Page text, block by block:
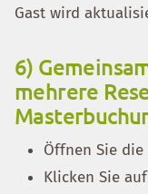
Gast wird
6)
mehrere
Öffnen Sie die
Klicken Sie